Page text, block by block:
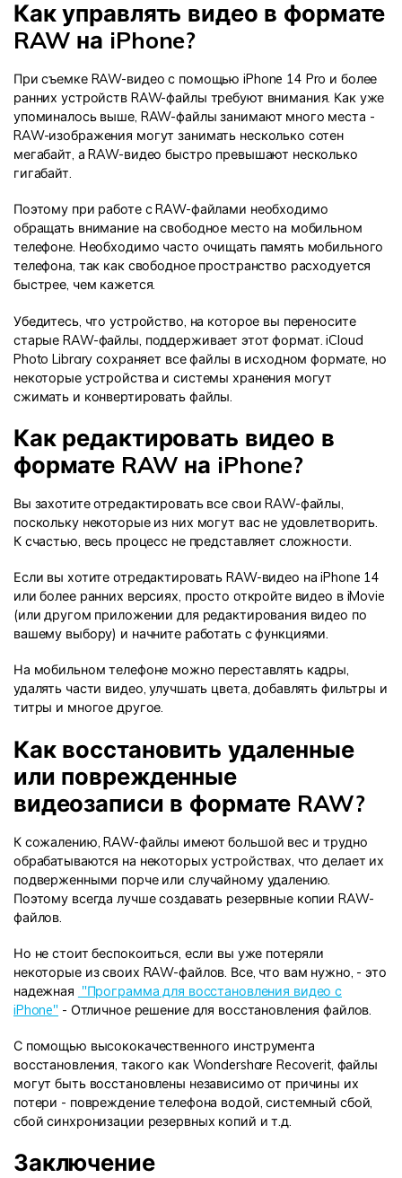
Как управлять видео в формате
RAW на iPhone?
При съемке RAW-видео с помощью iPhone 14 Pro и более
ранних устройств RAW-файлы требуют внимания. Как уже
упоминалось выше, RAW-файлы занимают много места -
RAW-изображения могут занимать несколько сотен
мегабайт, а RAW-видео быстро превышают несколько
гигабайт.
Поэтому при работе с RAW-файлами необходимо
обращать внимание на свободное место на мобильном
телефоне. Необходимо часто очищать память мобильного
телефона, так как свободное пространство расходуется
быстрее, чем кажется.
Убедитесь, что устройство, на которое вы переносите
старые RAW-файлы, поддерживает этот формат. iCloud
Photo Library сохраняет все файлы в исходном формате, но
некоторые устройства и системы хранения могут
сжимать и конвертировать файлы.
Как редактировать видео в
формате RAW на iPhone?
Вы захотите отредактировать все свои RAW-файлы,
поскольку некоторые из них могут вас не удовлетворить.
К счастью, весь процесс не представляет сложности.
Если вы хотите отредактировать RAW-видео на iPhone 14
или более ранних версиях, просто откройте видео в iMovie
(или другом приложении для редактирования видео по
вашему выбору) и начните работать с функциями.
На мобильном телефоне можно переставлять кадры,
удалять части видео, улучшать цвета, добавлять фильтры и
титры и многое другое.
Как восстановить удаленные
или поврежденные
видеозаписи в формате RAW?
К сожалению, RAW-файлы имеют большой вес и трудно
обрабатываются на некоторых устройствах, что делает их
подверженными порче или случайному удалению.
Поэтому всегда лучше создавать резервные копии RAW-
файлов.
Но не стоит беспокоиться, если вы уже потеряли
некоторые из своих RAW-файлов. Все, что вам нужно, - это
надежная "Программа для восстановления видео с
iPhone" - Отличное решение для восстановления файлов.
С помощью высококачественного инструмента
восстановления, такого как Wondershare Recoverit, файлы
могут быть восстановлены независимо от причины их
потери - повреждение телефона водой, системный сбой,
сбой синхронизации резервных копий и т.д.
Заключение